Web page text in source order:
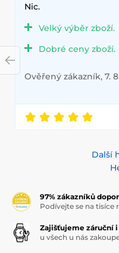
Nic.
Velký výběr zboží.
Dobré ceny zboží.
Ověřený zákazník, 7.
Další
97% zákazníků
Podívejte se na tisíce
Zajišťujeme záruční
u všech u nás